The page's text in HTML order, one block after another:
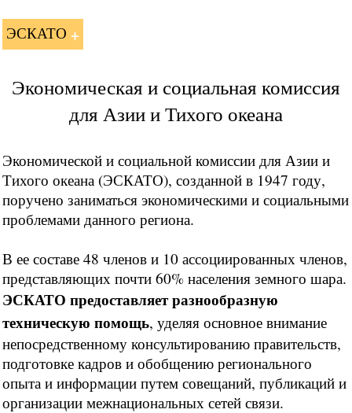
ЭСКАТО
Экономическая и социальная комиссия
для Азии и Тихого океана
Экономической и социальной комиссии для Азии и
Тихого океана (ЭСКАТО), созданной в 1947 году,
поручено заниматься экономическими и социальными
проблемами данного региона.
В ее составе 48 членов и 10 ассоциированных членов,
представляющих почти 60% населения земного шара.
ЭСКАТО предоставляет разнообразную
техническую помощь, уделяя основное внимание
непосредственному консультированию правительств,
подготовке кадров и обобщению регионального
опыта и информации путем совещаний, публикаций и
организации межнациональных сетей связи.